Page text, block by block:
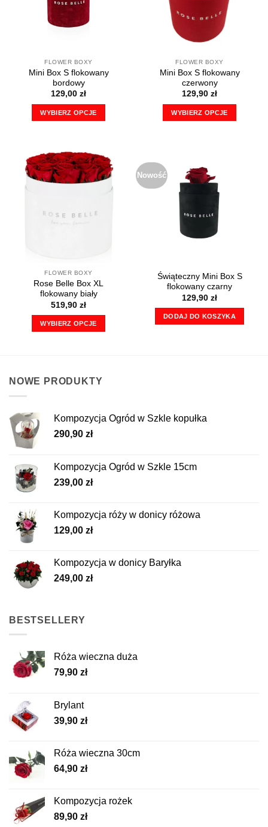
FLOWER BOXY
Mini Box S flokowany
bordowy
129,00 zł
WYBIERZ OPCJE
ma
wiele
wariantów.
wybrać
FLOWER BOXY
Mini Box S flokowany
czerwony
129,90 zł
WYBIERZ OPCJE
wariantów.
Opcje
można
wybrać
stronie
FLOWER BOXY
Rose Belle Box XL
flokowany biały
519,90 zł
WYBIERZ OPCJE
wiele
wybrać
na
produktu
Nowość
Świąteczny Mini Box S
flokowany czarny
129,90 zł
DODAJ DO KOSZYKA
NOWE PRODUKTY
Kompozycja Ogród w Szkle kopułka
290,90 zł
Kompozycja Ogród w Szkle 15cm
239,00 zł
Kompozycja róży w donicy różowa
129,00 zł
Kompozycja w donicy Baryłka
249,00 zł
BESTSELLERY
Róża wieczna duża
79,90 zł
Brylant
39,90 zł
Róża wieczna 30cm
64,90 zł
Kompozycja rożek
89,90 zł